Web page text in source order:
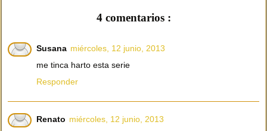
4 comentarios :
Susana miércoles, 12 junio, 2013
me tinca harto esta serie
Responder
Renato miércoles, 12 junio, 2013